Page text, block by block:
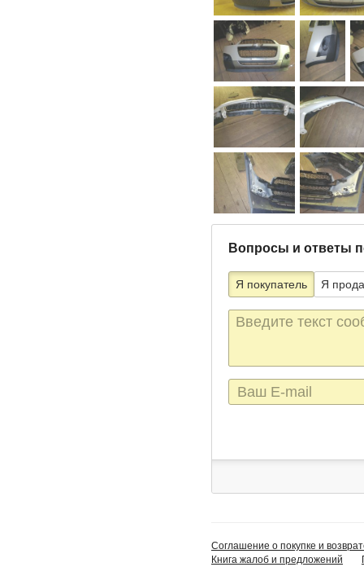
Вопросы и ответы
Я покупатель Я
Текст
сообщения
E-
mail
Соглашение о покупке и
Книга жалоб и предложений